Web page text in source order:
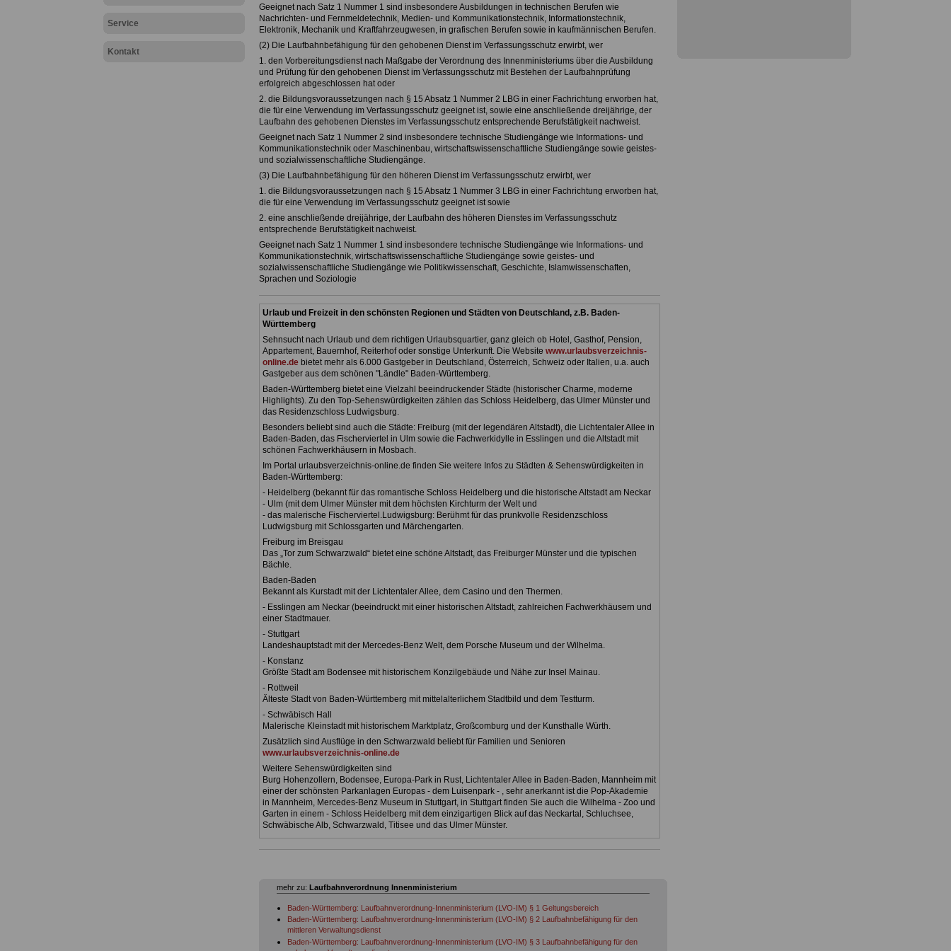
Service
Kontakt
Geeignet nach Satz 1 Nummer 1 sind insbesondere Ausbildungen in technischen Berufen wie
Nachrichten- und Fernmeldetechnik, Medien- und Kommunikationstechnik, Informationstechnik,
Elektronik, Mechanik und Kraftfahrzeugwesen, in grafischen Berufen sowie in kaufmännischen Berufen.
(2) Die Laufbahnbefähigung für den gehobenen Dienst im Verfassungsschutz erwirbt, wer
1. den Vorbereitungsdienst nach Maßgabe der Verordnung des Innenministeriums über die Ausbildung
und Prüfung für den gehobenen Dienst im Verfassungsschutz mit Bestehen der Laufbahnprüfung
erfolgreich abgeschlossen hat oder
2. die Bildungsvoraussetzungen nach § 15 Absatz 1 Nummer 2 LBG in einer Fachrichtung erworben hat,
die für eine Verwendung im Verfassungsschutz geeignet ist, sowie eine anschließende dreijährige, der
Laufbahn des gehobenen Dienstes im Verfassungsschutz entsprechende Berufstätigkeit nachweist.
Geeignet nach Satz 1 Nummer 2 sind insbesondere technische Studiengänge wie Informations- und
Kommunikationstechnik oder Maschinenbau, wirtschaftswissenschaftliche Studiengänge sowie geistes-
und sozialwissenschaftliche Studiengänge.
(3) Die Laufbahnbefähigung für den höheren Dienst im Verfassungsschutz erwirbt, wer
1. die Bildungsvoraussetzungen nach § 15 Absatz 1 Nummer 3 LBG in einer Fachrichtung erworben hat,
die für eine Verwendung im Verfassungsschutz geeignet ist sowie
2. eine anschließende dreijährige, der Laufbahn des höheren Dienstes im Verfassungsschutz
entsprechende Berufstätigkeit nachweist.
Geeignet nach Satz 1 Nummer 1 sind insbesondere technische Studiengänge wie Informations- und
Kommunikationstechnik, wirtschaftswissenschaftliche Studiengänge sowie geistes- und
sozialwissenschaftliche Studiengänge wie Politikwissenschaft, Geschichte, Islamwissenschaften,
Sprachen und Soziologie
Urlaub und Freizeit in den schönsten Regionen und Städten von Deutschland, z.B. Baden-
Württemberg
Sehnsucht nach Urlaub und dem richtigen Urlaubsquartier, ganz gleich ob Hotel, Gasthof, Pension,
Appartement, Bauernhof, Reiterhof oder sonstige Unterkunft. Die Website www.urlaubsverzeichnis-
online.debietet mehr als 6.000 Gastgeber in Deutschland, Österreich, Schweiz oder Italien, u.a. auch
Gastgeber aus dem schönen "Ländle" Baden-Württemberg.
Baden-Württemberg bietet eine Vielzahl beeindruckender Städte (historischer Charme, moderne
Highlights). Zu den Top-Sehenswürdigkeiten zählen das Schloss Heidelberg, das Ulmer Münster und
das Residenzschloss Ludwigsburg.
Besonders beliebt sind auch die Städte: Freiburg (mit der legendären Altstadt), die Lichtentaler Allee in
Baden-Baden, das Fischerviertel in Ulm sowie die Fachwerkidylle in Esslingen und die Altstadt mit
schönen Fachwerkhäusern in Mosbach.
Im Portal urlaubsverzeichnis-online.de finden Sie weitere Infos zu Städten & Sehenswürdigkeiten in
Baden-Württemberg:
- Heidelberg (bekannt für das romantische Schloss Heidelberg und die historische Altstadt am Neckar
- Ulm (mit dem Ulmer Münster mit dem höchsten Kirchturm der Welt und
- das malerische Fischerviertel.Ludwigsburg: Berühmt für das prunkvolle Residenzschloss
Ludwigsburg mit Schlossgarten und Märchengarten.
Freiburg im Breisgau
Das „Tor zum Schwarzwald“ bietet eine schöne Altstadt, das Freiburger Münster und die typischen
Bächle.
Baden-Baden
Bekannt als Kurstadt mit der Lichtentaler Allee, dem Casino und den Thermen.
- Esslingen am Neckar (beeindruckt mit einer historischen Altstadt, zahlreichen Fachwerkhäusern und
einer Stadtmauer.
- Stuttgart
Landeshauptstadt mit der Mercedes-Benz Welt, dem Porsche Museum und der Wilhelma.
- Konstanz
Größte Stadt am Bodensee mit historischem Konzilgebäude und Nähe zur Insel Mainau.
- Rottweil
Älteste Stadt von Baden-Württemberg mit mittelalterlichem Stadtbild und dem Testturm.
- Schwäbisch Hall
Malerische Kleinstadt mit historischem Marktplatz, Großcomburg und der Kunsthalle Würth.
Zusätzlich sind Ausflüge in den Schwarzwald beliebt für Familien und Senioren
www.urlaubsverzeichnis-online.de
Weitere Sehenswürdigkeiten sind
Burg Hohenzollern, Bodensee, Europa-Park in Rust, Lichtentaler Allee in Baden-Baden, Mannheim mit
einer der schönsten Parkanlagen Europas - dem Luisenpark - , sehr anerkannt ist die Pop-Akademie
in Mannheim, Mercedes-Benz Museum in Stuttgart, in Stuttgart finden Sie auch die Wilhelma - Zoo und
Garten in einem - Schloss Heidelberg mit dem einzigartigen Blick auf das Neckartal, Schluchsee,
Schwäbische Alb, Schwarzwald, Titisee und das Ulmer Münster.
mehr zu: Laufbahnverordnung Innenministerium
Baden-Württemberg: Laufbahnverordnung-Innenministerium (LVO-IM) § 1 Geltungsbereich
Baden-Württemberg: Laufbahnverordnung-Innenministerium (LVO-IM) § 2 Laufbahnbefähigung für den
mittleren Verwaltungsdienst
Baden-Württemberg: Laufbahnverordnung-Innenministerium (LVO-IM) § 3 Laufbahnbefähigung für den